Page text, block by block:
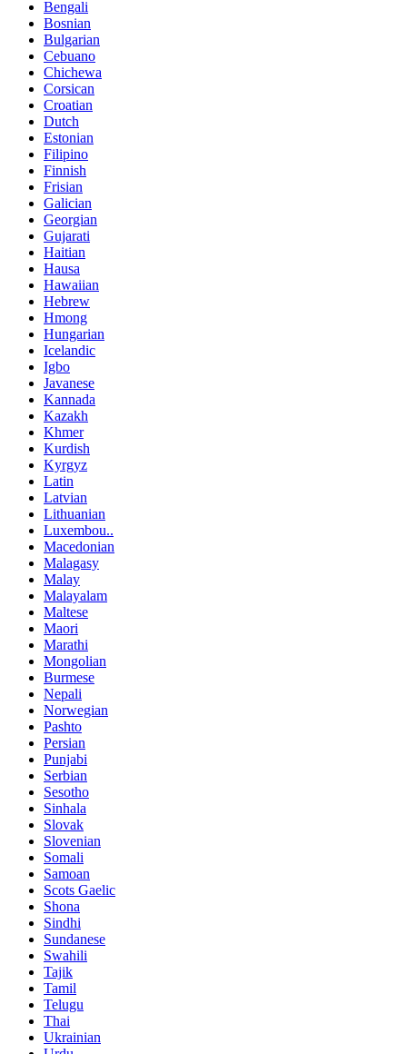
Bengali
Bosnian
Bulgarian
Cebuano
Chichewa
Corsican
Croatian
Dutch
Estonian
Filipino
Finnish
Frisian
Galician
Georgian
Gujarati
Haitian
Hausa
Hawaiian
Hebrew
Hmong
Hungarian
Icelandic
Igbo
Javanese
Kannada
Kazakh
Khmer
Kurdish
Kyrgyz
Latin
Latvian
Lithuanian
Luxembou..
Macedonian
Malagasy
Malay
Malayalam
Maltese
Maori
Marathi
Mongolian
Burmese
Nepali
Norwegian
Pashto
Persian
Punjabi
Serbian
Sesotho
Sinhala
Slovak
Slovenian
Somali
Samoan
Scots Gaelic
Shona
Sindhi
Sundanese
Swahili
Tajik
Tamil
Telugu
Thai
Ukrainian